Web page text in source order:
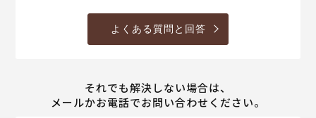
よくある質問と回答
それでも解決しない場合は、
メールかお電話でお問い合わせください。